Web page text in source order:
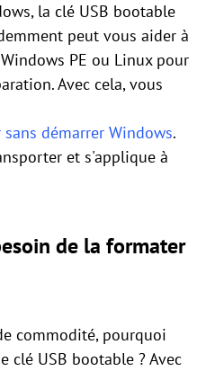
la clé USB bootable
peut vous aider à
PE ou Linux pour
Avec cela, vous
démarrer Windows.
et s'applique à
de la formater
commodité, pourquoi
clé USB bootable ? Avec